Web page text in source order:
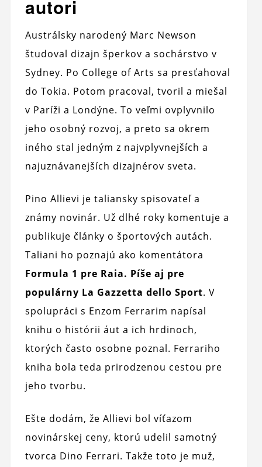
autori
Austrálsky narodený Marc Newson
študoval dizajn šperkov a sochárstvo v
Sydney. Po College of Arts sa presťahoval
do Tokia. Potom pracoval, tvoril a miešal
v Paríži a Londýne. To veľmi ovplyvnilo
jeho osobný rozvoj, a preto sa okrem
iného stal jedným z najvplyvnejších a
najuznávanejších dizajnérov sveta.
Pino Allievi je taliansky spisovateľ a
známy novinár. Už dlhé roky komentuje a
publikuje články o športových autách.
Taliani ho poznajú ako komentátora
Formula 1 pre Raia. Píše aj pre
populárny La Gazzetta dello Sport. V
spolupráci s Enzom Ferrarim napísal
knihu o histórii áut a ich hrdinoch,
ktorých často osobne poznal. Ferrariho
kniha bola teda prirodzenou cestou pre
jeho tvorbu.
Ešte dodám, že Allievi bol víťazom
novinárskej ceny, ktorú udelil samotný
tvorca Dino Ferrari. Takže toto je muž,